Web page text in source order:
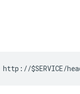
$SERVICE/